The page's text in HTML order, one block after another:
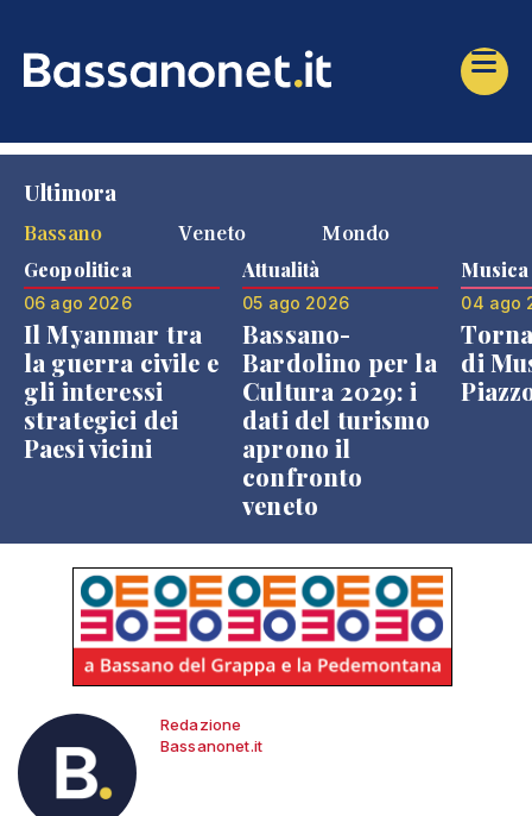
Ultimora
Bassano
Veneto Mondo
Geopolitica
06 ago 2026
Il Myanmar tra
la guerra civile e
gli interessi
strategici dei
Paesi vicini
Attualità
05 ago 2026
Bassano-
Bardolino per la
Cultura 2029: i
dati del turismo
aprono il
confronto
veneto
Musica
04 ago
di
Redazione
Bassanonet.it